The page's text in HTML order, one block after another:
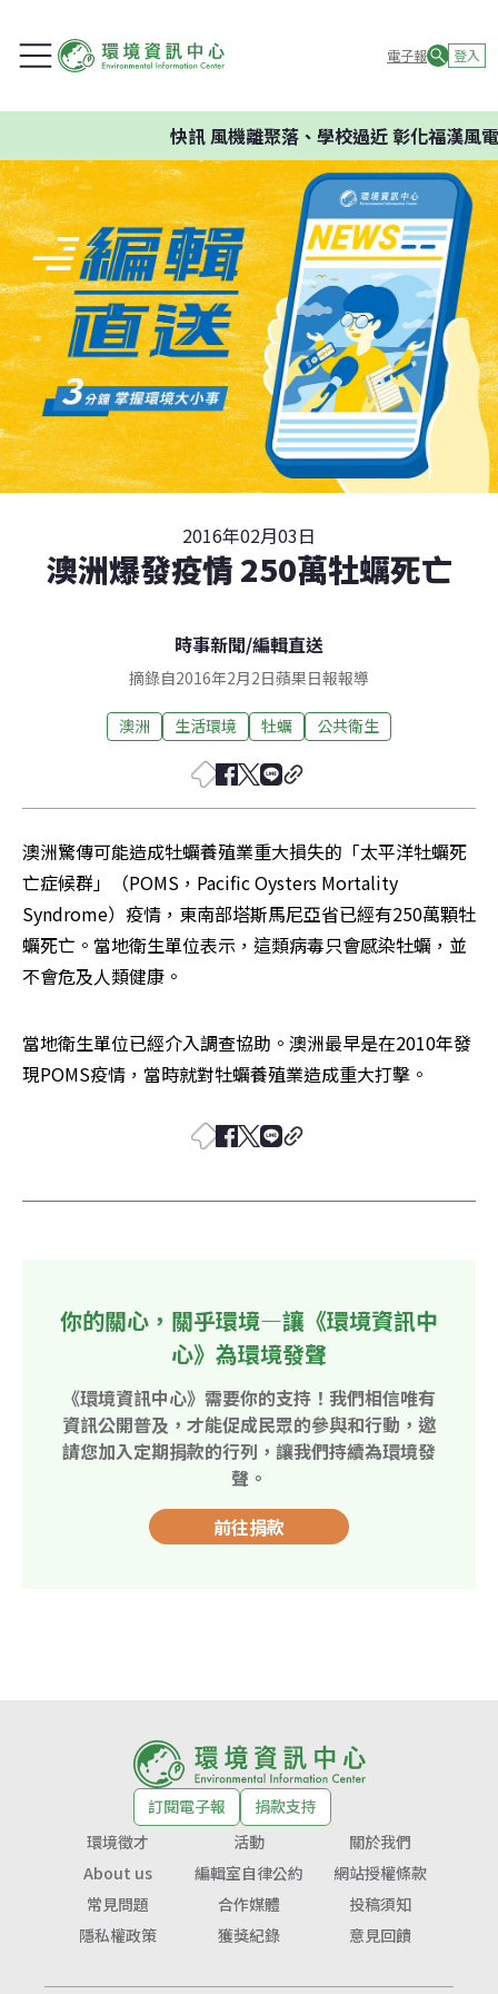
電子報 登入
快訊風機離聚落、學校過近 彰化福漢風電
2016年02月03日
澳洲爆發疫情 250萬牡蠣死亡
時事新聞/編輯直送
摘錄自2016年2月2日蘋果日報報導
澳洲 生活環境 牡蠣 公共衛生
澳洲驚傳可能造成牡蠣養殖業重大損失的「太平洋牡蠣死
亡症候群」（POMS，Pacific Oysters Mortality
Syndrome）疫情，東南部塔斯馬尼亞省已經有250萬顆牡
蠣死亡。當地衛生單位表示，這類病毒只會感染牡蠣，並
不會危及人類健康。
當地衛生單位已經介入調查協助。澳洲最早是在2010年發
現POMS疫情，當時就對牡蠣養殖業造成重大打擊。
你的關心，關乎環境—讓《環境資訊中
心》為環境發聲
《環境資訊中心》需要你的支持！我們相信唯有
資訊公開普及，才能促成民眾的參與和行動，邀
請您加入定期捐款的行列，讓我們持續為環境發
聲。
前往捐款
訂閱電子報
捐款支持
環境徵才
活動
關於我們
About us
編輯室自律公約
網站授權條款
常見問題
合作媒體
投稿須知
隱私權政策
獲獎紀錄 意見回饋